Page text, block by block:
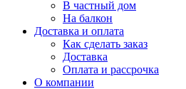
В частный дом
На балкон
Доставка и оплата
Как сделать заказ
Доставка
Оплата и рассрочка
О компании